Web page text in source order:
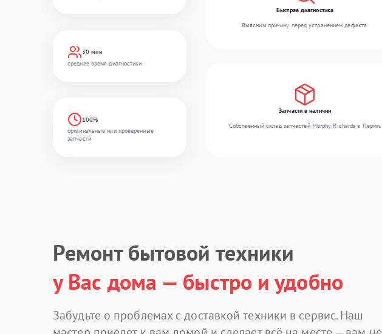
30 мин
среднее время диагностики
100%
оригинальные или проверенные
запчасти
Быстрая диагностика
Выясним причину перед устранением дефекта.
Запчасти в наличии
Собственный склад запчастей Morphy Richards в Перми.
Ремонт бытовой техники
у Вас дома — быстро и удобно
Забудьте о проблемах с доставкой техники в сервис. Наш